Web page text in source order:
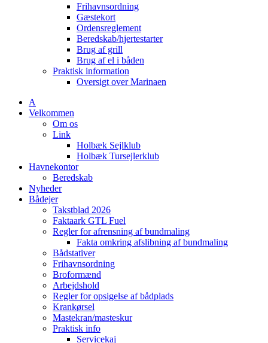
Frihavnsordning
Gæstekort
Ordensreglement
Beredskab/hjertestarter
Brug af grill
Brug af el i båden
Praktisk information
Oversigt over Marinaen
A
Velkommen
Om os
Link
Holbæk Sejlklub
Holbæk Tursejlerklub
Havnekontor
Beredskab
Nyheder
Bådejer
Takstblad 2026
Faktaark GTL Fuel
Regler for afrensning af bundmaling
Fakta omkring afslibning af bundmaling
Bådstativer
Frihavnsordning
Broformænd
Arbejdshold
Regler for opsigelse af bådplads
Krankørsel
Mastekran/masteskur
Praktisk info
Servicekaj